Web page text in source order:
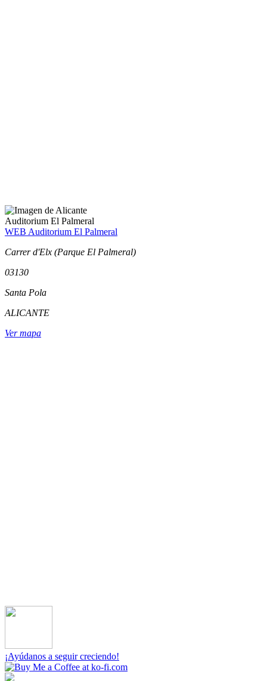
Auditorium El Palmeral
WEB Auditorium El Palmeral
Carrer d'Elx (Parque El Palmeral)
03130
Santa Pola
ALICANTE
Ver mapa
¡Ayúdanos a seguir creciendo!